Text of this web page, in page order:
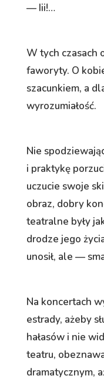
— Iii!…
W tych czasach
faworyty. O
szacunkiem, a
wyrozumiałość.
Nie
i praktykę
uczucie swoje
obraz, dobry
teatralne były
drodze jego
unosił, ale —
Na koncertach
estrady, ażeby
hałasów i nie
teatru,
dramatycznym,